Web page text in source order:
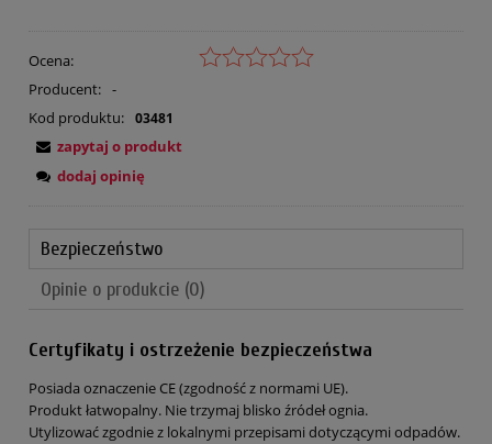
Ocena:
Producent: -
Kod produktu:
03481
zapytaj o produkt
dodaj opinię
Bezpieczeństwo
Opinie o produkcie (0)
Certyfikaty i ostrzeżenie bezpieczeństwa
Posiada oznaczenie CE (zgodność z normami UE).
Produkt łatwopalny. Nie trzymaj blisko źródeł ognia.
Utylizować zgodnie z lokalnymi przepisami dotyczącymi odpadów.